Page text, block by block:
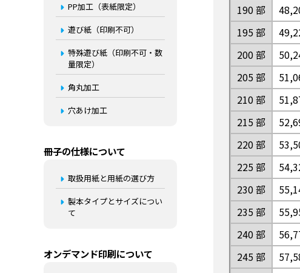
190 部
195 部
200 部
205 部
210 部
215 部
220 部
225 部
230 部
235 部
240 部
245 部
PP加工（表紙限定）
遊び紙（印刷不可）
特殊遊び紙（印刷不可・数
量限定）
角丸加工
穴あけ加工
冊子の仕様について
取扱用紙と用紙の選び方
製本タイプとサイズについ
て
オンデマンド印刷について